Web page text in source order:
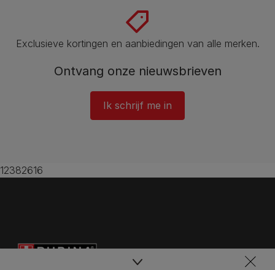
Exclusieve kortingen en aanbiedingen van alle merken.
Ontvang onze nieuwsbrieven
Ik schrijf me in
12382616